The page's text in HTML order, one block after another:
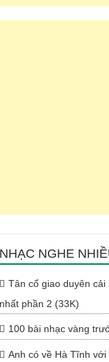
NHẠC NGHE
Tân cổ giao duyên
nhất phần 2 (33K)
100 bài nhạc vàng
Anh có về Hà Tĩnh